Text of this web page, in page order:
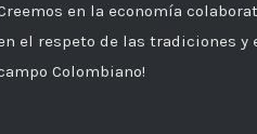
en la economía
el respeto de las tradiciones y
Colombiano!